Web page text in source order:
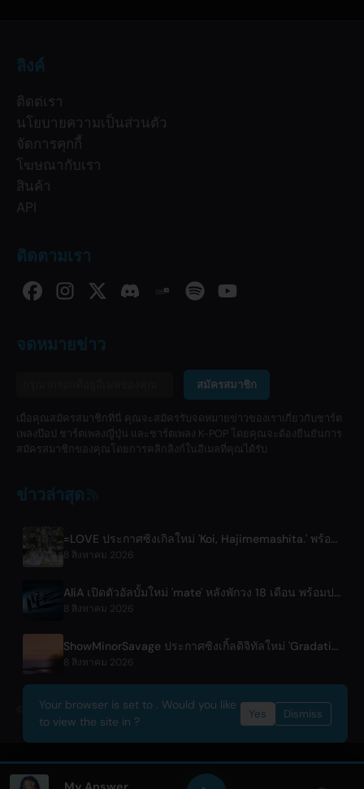
ลิงค์
ติดต่เรา
นโยบายความเป็นส่วนตัว
จัดการคุกกี้
โฆษณากับเรา
สินค้า
API
ติดตามเรา
จดหมายข่าว
สมัครสมาชิก
เมื่อคุณสมัครสมาชิกที่นี่ คุณจะสมัครรับจดหมายข่าวของเราเกี่ยวกับชาร์ต
เพลงป๊อป ชาร์ตเพลงญี่ปุ่น และชาร์ตเพลง K-POP โดยคุณจะต้องยืนยันการ
สมัครสมาชิกของคุณโดยการคลิกลิงก์ในอีเมลที่คุณได้รับ
ข่าวล่าสุด
=LOVE ประกาศซิงเกิลใหม่ 'Koi, Hajimemashita.' พร้อมคอนเสิร์ตโตเกียวโดม
8 สิงหาคม 2026
AliA เปิดตัวอัลบั้มใหม่ 'mate' หลังพักวง 18 เดือน พร้อมประกาศไลฟ์โชว์ที่โตเกียว
8 สิงหาคม 2026
ShowMinorSavage ประกาศซิงเกิ้ลดิจิทัลใหม่ 'Gradation'
8 สิงหาคม 2026
© 2026 OnlyHit. All rights reserved. - Metadata provided byACRCloud
Your browser is set to . Would you like
to view the site in ?
Yes Dismiss